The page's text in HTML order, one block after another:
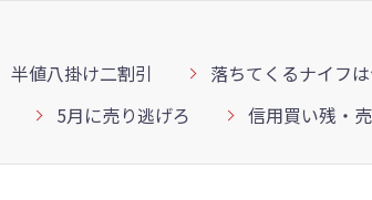
半値八掛け二割引
落ちてくるナイフ
5月に売り逃げろ 信用買い残・